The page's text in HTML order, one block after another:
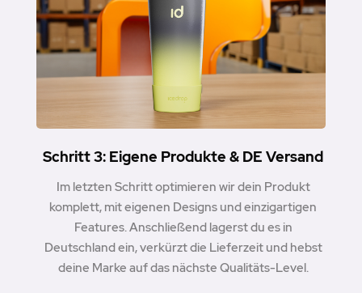
Schritt 3: Eigene Produkte & DE Versand
Im letzten Schritt optimieren wir dein Produkt
komplett, mit eigenen Designs und einzigartigen
Features. Anschließend lagerst du es in
Deutschland ein, verkürzt die Lieferzeit und hebst
deine Marke auf das nächste Qualitäts-Level.